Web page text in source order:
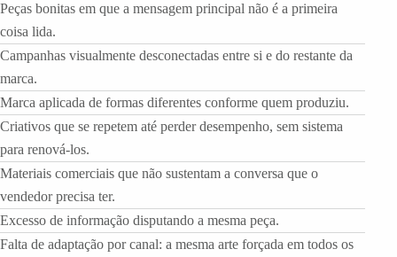
Peças bonitas em que a mensagem principal não é a primeira
coisa lida.
Campanhas visualmente desconectadas entre si e do restante da
marca.
Marca aplicada de formas diferentes conforme quem produziu.
Criativos que se repetem até perder desempenho, sem sistema
para renová-los.
Materiais comerciais que não sustentam a conversa que o
vendedor precisa ter.
Excesso de informação disputando a mesma peça.
Falta de adaptação por canal: a mesma arte forçada em todos os